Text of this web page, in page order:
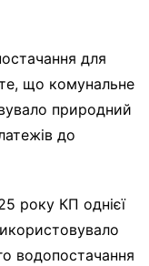
для
що комунальне
природний
до
року КП однієї
водопостачання